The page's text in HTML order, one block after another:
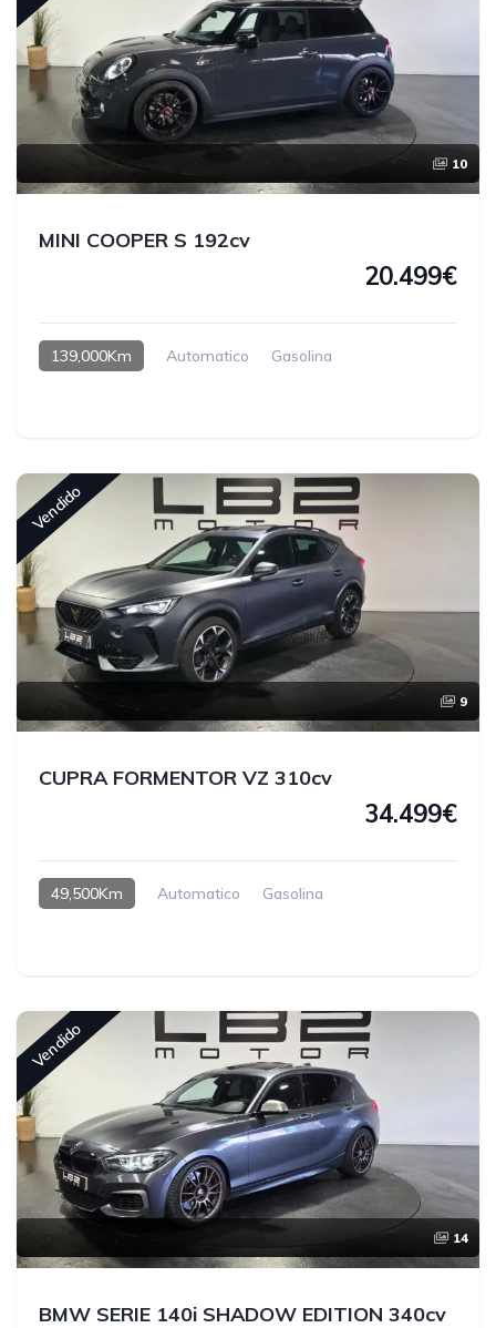
10
MINI COOPER S 192cv
20.499€
139,000Km Automatico Gasolina
Vendido
9
CUPRA FORMENTOR VZ 310cv
34.499€
49,500Km Automatico Gasolina
Vendido
14
BMW SERIE 140i SHADOW EDITION 340cv